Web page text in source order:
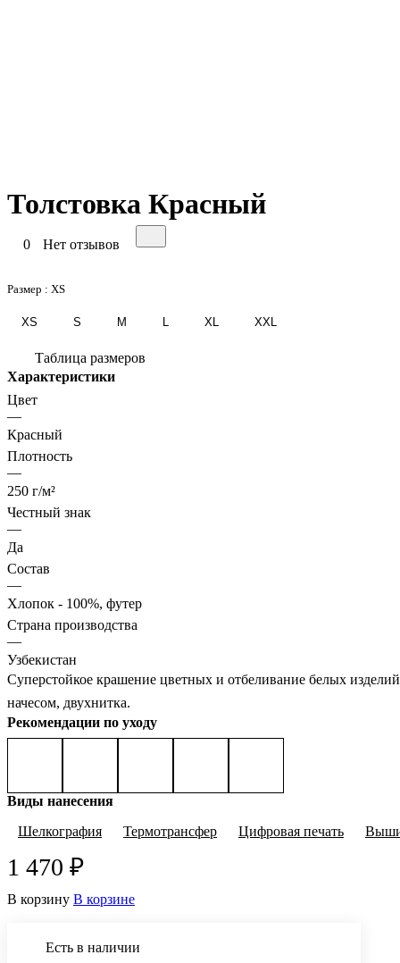
Толстовка Красный
0 Нет отзывов
Размер : XS
XS S M XL XXL
Таблица размеров
Характеристики
Цвет
—
Красный
Плотность
—
250 г/м²
Честный знак
—
Да
Состав
—
Хлопок - 100%, футер
Страна производства
—
Узбекистан
Суперстойкое крашение цветных и отбеливание белых
начесом, двухнитка.
Рекомендации по уходу
Виды нанесения
Шелкография
Термотрансфер Цифровая печать
1 470 ₽
В корзину В корзине
Есть в наличии